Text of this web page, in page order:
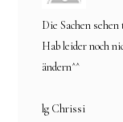
Die Sachen sehen
Hab leider noch
ändern^^
lg Chrissi